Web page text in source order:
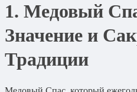
1. Медовый
Значение и
Традиции